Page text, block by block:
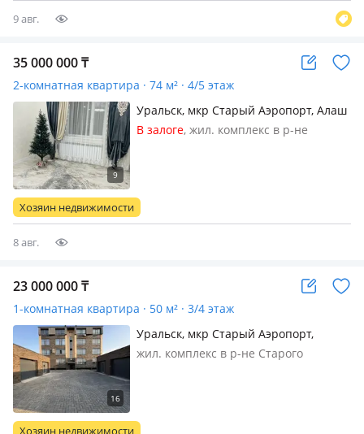
9 авг.
35 000 000₸
2-комнатная квартира · 74 м² · 4/5 этаж
Уральск, мкр Старый Аэропорт, Алаш
— ул.Достык пересекает
В залоге, жил. комплекс в р-не
телефон: есть возможность
подключения, интернет проводн…
Хозяин недвижимости
8 авг.
23 000 000₸
1-комнатная квартира · 50 м² · 3/4 этаж
Уральск, мкр Старый Аэропорт,
Жуманиязова — Жуманиязова
жил. комплекс в р-не Старого
Квартира в клубном доме ATN, 2024
Хозяин недвижимости